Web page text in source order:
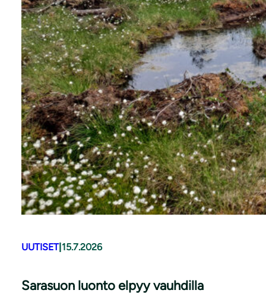
UUTISET| 15.7.2026
Sarasuon luonto elpyy vauhdilla